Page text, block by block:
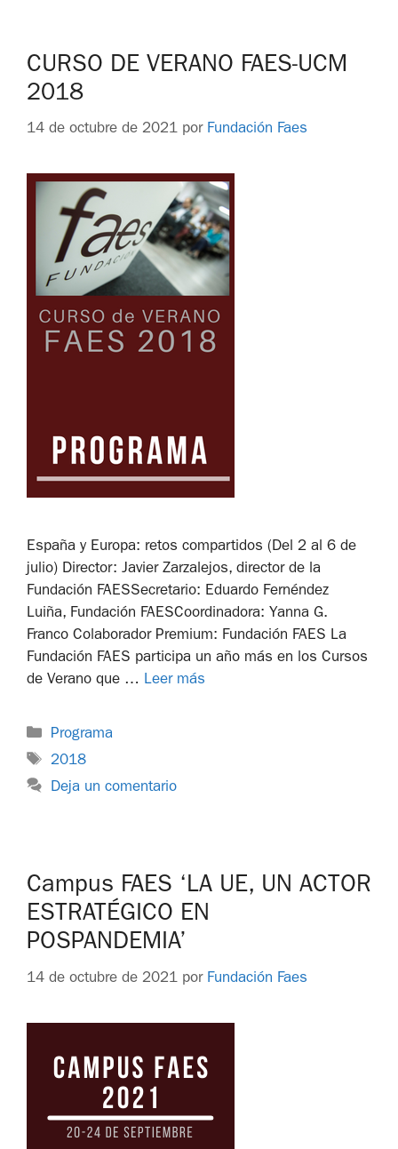
CURSO DE VERANO FAES-UCM
2018
14 de octubre de 2021 por Fundación Faes
España y Europa: retos compartidos (Del 2 al 6 de
julio) Director: Javier Zarzalejos, director de la
Fundación FAESSecretario: Eduardo Fernéndez
Luiña, Fundación FAESCoordinadora: Yanna G.
Franco Colaborador Premium: Fundación FAES La
Fundación FAES participa un año más en los Cursos
de Verano que … Leer más
Programa
2018
Deja un comentario
Campus FAES ‘LA UE, UN ACTOR
ESTRATÉGICO EN
POSPANDEMIA’
14 de octubre de 2021 por Fundación Faes